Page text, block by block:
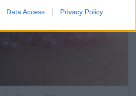
Data Access Privacy Policy